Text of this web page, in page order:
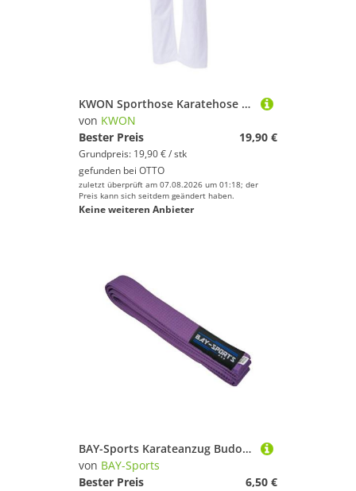
KWON Sporthose Karatehose Traditional 8 oz weiß Kampfsporthose Hose Karate Krav Maga (1er Pack) Taekwondo 100 Prozent Baumwolle
von KWON
Bester Preis
19,90 €
Grundpreis: 19,90 € / stk
gefunden bei OTTO
zuletzt überprüft am 07.08.2026 um 01:18; der
Preis kann sich seitdem geändert haben.
Keine weiteren Anbieter
BAY-Sports Karateanzug Budogürtel Karategürtel Kampfsportgürtel violett lila Budogürt, Judogürtel, Taekwondogürtel, Länge 160 cm - 350 cm
von BAY-Sports
Bester Preis
6,50 €